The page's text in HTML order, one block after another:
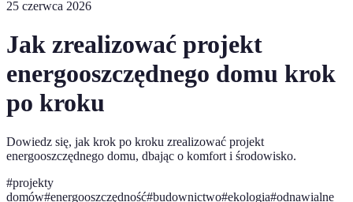
25 czerwca 2026
Jak zrealizować projekt
energooszczędnego domu krok
po kroku
Dowiedz się, jak krok po kroku zrealizować projekt
energooszczędnego domu, dbając o komfort i środowisko.
#projekty
domów#energooszczędność#budownictwo#ekologia#odnawialne